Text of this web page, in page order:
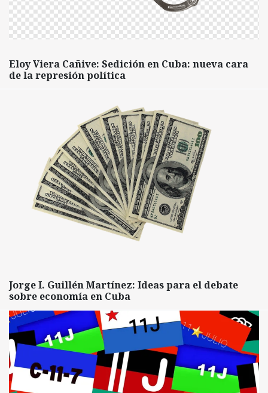
Eloy Viera Cañive: Sedición en Cuba: nueva cara
de la represión política
Jorge I. Guillén Martínez: Ideas para el debate
sobre economía en Cuba